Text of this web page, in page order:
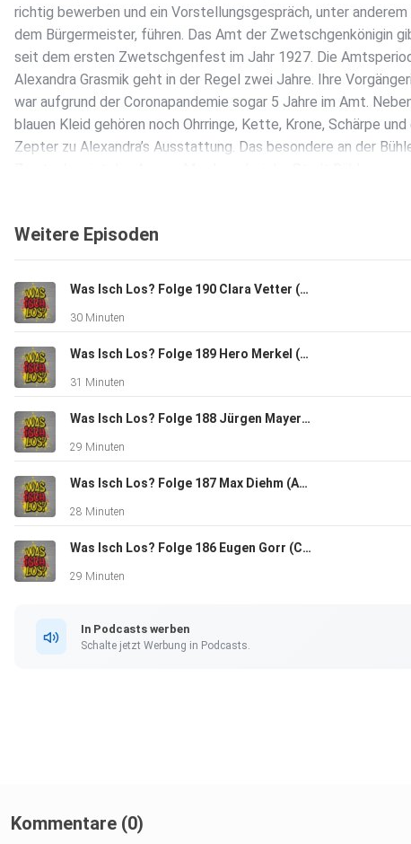
richtig bewerben und ein Vorstellungsgespräch, unter
dem Bürgermeister, führen. Das Amt der Zwetschgenkönigin
seit dem ersten Zwetschgenfest im Jahr 1927. Die
Alexandra Grasmik geht in der Regel zwei Jahre. Ihre
war aufgrund der Coronapandemie sogar 5 Jahre im Amt.
blauen Kleid gehören noch Ohrringe, Kette, Krone, Schärpe und
Zepter zu Alexandra’s Ausstattung. Das besondere an der
durfte mit dem Heißluftballon fahren, beim Fassanstich dabei
andere Repräsentationstermine für Alexandra Grasmik, die auch
gerne Zwetschgenkuchen backt, auf dem Programm.
Eine Podcast Videoshow, die auf YouTube und allen bekannten
mal um Kultur, Kunst, Sport, Musik oder Wissenswertes.
Interessantes aus Baden für Baden. Dauer immer ca. eine halbe
Augenhöhe!
Weitere Episoden
Was Isch Los? Folge 190 Clara Vetter (BW-Jazzpreisträgerin 2023/Pianistin aus Gaggenau)
30 Minuten
Was Isch Los? Folge 189 Hero Merkel (Pferdetrainerin und Artistin aus Rastatt/Kuppenheim)
31 Minuten
Was Isch Los? Folge 188 Jürgen Mayer (Frontmann Band "Phil", Chef Mayer Möbelmanufaktur aus Sulzfeld)
29 Minuten
Was Isch Los? Folge 187 Max Diehm (Autor und Lehrer aus Rastatt)
28 Minuten
Was Isch Los? Folge 186 Eugen Gorr (Chef "Sweets Club"/"Torteninsel" und Musiker aus Baden-Baden)
29 Minuten
In Podcasts werben
Schalte jetzt Werbung in Podcasts.
Kommentare (0)